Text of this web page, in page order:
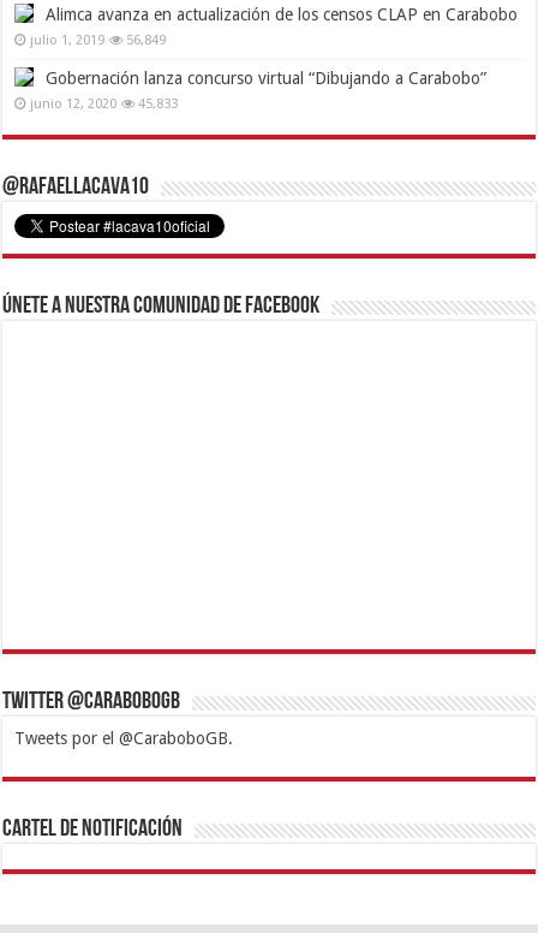
Alimca avanza en actualización de los censos CLAP en Carabobo
julio 1, 2019 56,849
Gobernación lanza concurso virtual “Dibujando a Carabobo”
junio 12, 2020 45,833
@RafaelLacava10
Únete a nuestra comunidad de Facebook
Twitter @CaraboboGB
Tweets por el @CaraboboGB.
1xbetBetturkeyBetistKralbetSupertotobetTipobetMatadorbetMariobet
https://mvbcasino.com/
Cartel de Notificación